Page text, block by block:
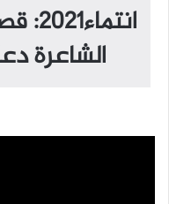
الشاعرة